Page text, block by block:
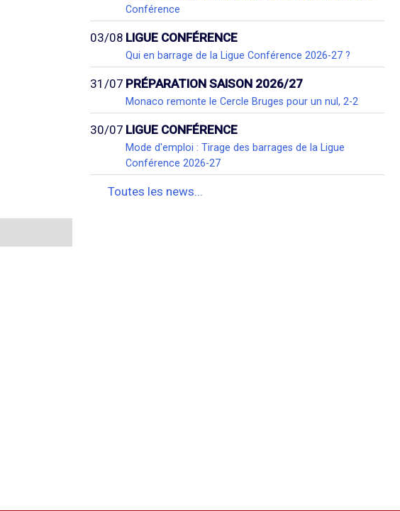
Conférence
03/08 LIGUE CONFÉRENCE
Qui en barrage de la Ligue Conférence 2026-27 ?
31/07 PRÉPARATION SAISON 2026/27
Monaco remonte le Cercle Bruges pour un nul, 2-2
30/07 LIGUE CONFÉRENCE
Mode d'emploi : Tirage des barrages de la Ligue
Conférence 2026-27
Toutes les news...